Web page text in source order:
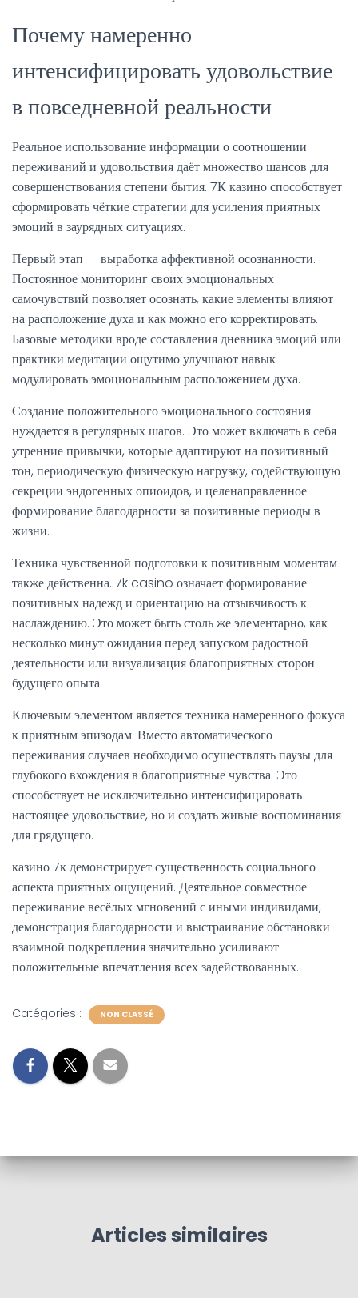
Почему намеренно
интенсифицировать удовольствие
в повседневной реальности
Реальное использование информации о соотношении
переживаний и удовольствия даёт множество шансов для
совершенствования степени бытия. 7К казино способствует
сформировать чёткие стратегии для усиления приятных
эмоций в заурядных ситуациях.
Первый этап — выработка аффективной осознанности.
Постоянное мониторинг своих эмоциональных
самочувствий позволяет осознать, какие элементы влияют
на расположение духа и как можно его корректировать.
Базовые методики вроде составления дневника эмоций или
практики медитации ощутимо улучшают навык
модулировать эмоциональным расположением духа.
Создание положительного эмоционального состояния
нуждается в регулярных шагов. Это может включать в себя
утренние привычки, которые адаптируют на позитивный
тон, периодическую физическую нагрузку, содействующую
секреции эндогенных опиоидов, и целенаправленное
формирование благодарности за позитивные периоды в
жизни.
Техника чувственной подготовки к позитивным моментам
также действенна. 7k casino означает формирование
позитивных надежд и ориентацию на отзывчивость к
наслаждению. Это может быть столь же элементарно, как
несколько минут ожидания перед запуском радостной
деятельности или визуализация благоприятных сторон
будущего опыта.
Ключевым элементом является техника намеренного фокуса
к приятным эпизодам. Вместо автоматического
переживания случаев необходимо осуществлять паузы для
глубокого вхождения в благоприятные чувства. Это
способствует не исключительно интенсифицировать
настоящее удовольствие, но и создать живые воспоминания
для грядущего.
казино 7к демонстрирует существенность социального
аспекта приятных ощущений. Деятельное совместное
переживание весёлых мгновений с иными индивидами,
демонстрация благодарности и выстраивание обстановки
взаимной подкрепления значительно усиливают
положительные впечатления всех задействованных.
Catégories : NON CLASSÉ
Articles similaires